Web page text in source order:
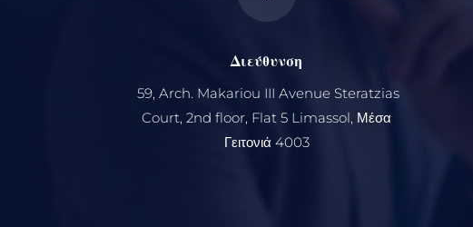
Διεύθυνση
59, Arch. Makariou III Avenue Steratzias
Court, 2nd floor, Flat 5 Limassol, Μέσα
Γειτονιά 4003